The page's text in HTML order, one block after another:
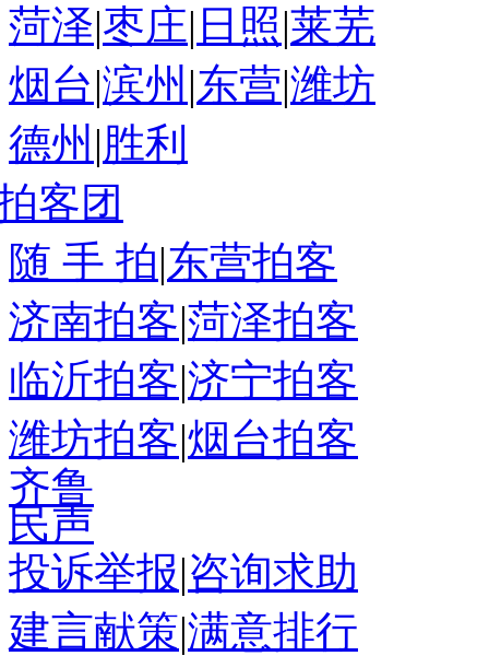
菏泽|枣庄| 日照|莱芜
烟台|滨州 |东营|潍坊
德州 |胜利
客团
随 手 拍|东营拍客
济南拍客|菏泽拍客
临沂拍客|济宁拍客
潍坊拍客|烟台拍客
齐鲁
民声
投诉举报|咨询求助
建言献策|满意排行